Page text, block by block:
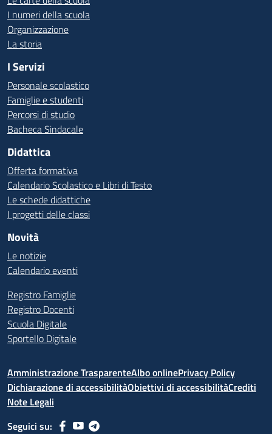
I numeri della scuola
Organizzazione
La storia
I Servizi
Personale scolastico
Famiglie e studenti
Percorsi di studio
Bacheca Sindacale
Didattica
Offerta formativa
Calendario Scolastico e Libri di Testo
Le schede didattiche
I progetti delle classi
Novità
Le notizie
Calendario eventi
Registro Famiglie
Registro Docenti
Scuola Digitale
Sportello Digitale
Amministrazione TrasparenteAlbo onlinePrivacy Policy
Dichiarazione di accessibilitàObiettivi di accessibilitàCrediti
Note Legali
Seguici su: